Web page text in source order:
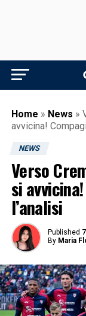
Home » News »
avvicina!
NEWS
Verso
si
l’analisi
Published
By Maria